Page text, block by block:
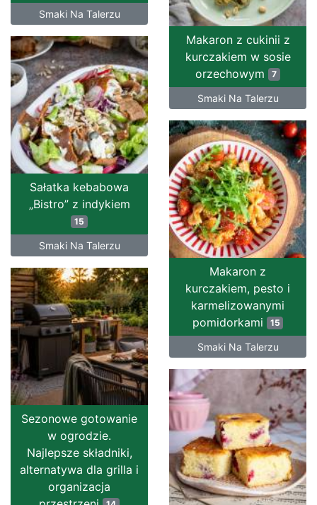
Smaki Na Talerzu
Makaron z cukinii z
kurczakiem w sosie
orzechowym 7
Smaki Na Talerzu
Sałatka kebabowa
„Bistro” z indykiem
15
Smaki Na Talerzu
Makaron z
kurczakiem, pesto i
karmelizowanymi
pomidorkami
15
Smaki Na Talerzu
Sezonowe gotowanie
w ogrodzie.
Najlepsze składniki,
alternatywa dla grilla i
organizacja